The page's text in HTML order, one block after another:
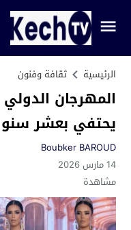
الرئيسية ثقافة وفنون
المهرجان
يحتفي بعشر
Boubker BAROUD
14 مارس 2026
مشاهدة